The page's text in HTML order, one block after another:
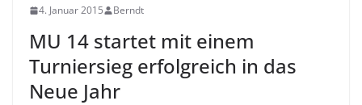
4. Januar 2015 Berndt
MU 14 startet mit einem
Turniersieg erfolgreich in das
Neue Jahr